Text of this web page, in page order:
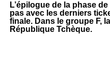
L’épilogue de la phase
pas avec les derniers
finale. Dans le groupe F,
République Tchèque.